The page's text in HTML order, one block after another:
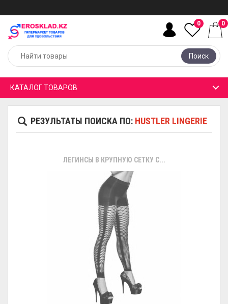
Поиск
0 0
КАТАЛОГ ТОВАРОВ
РЕЗУЛЬТАТЫ ПОИСКА ПО: HUSTLER LINGERIE
ЛЕГИНСЫ В КРУПНУЮ СЕТКУ С...